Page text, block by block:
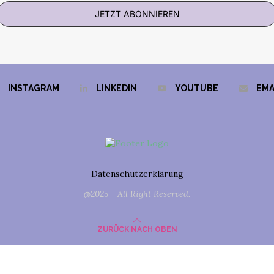
JETZT ABONNIEREN
INSTAGRAM LINKEDIN YOUTUBE
Datenschutzerklärung
@2025 - All Right Reserved.
ZURÜCK NACH OBEN